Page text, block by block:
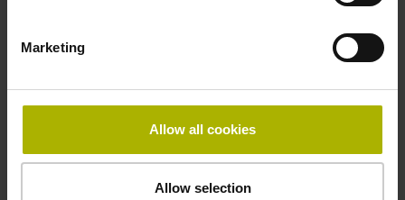
Marketing
Allow all cookies
Allow selection
Elektrischer Anschluss